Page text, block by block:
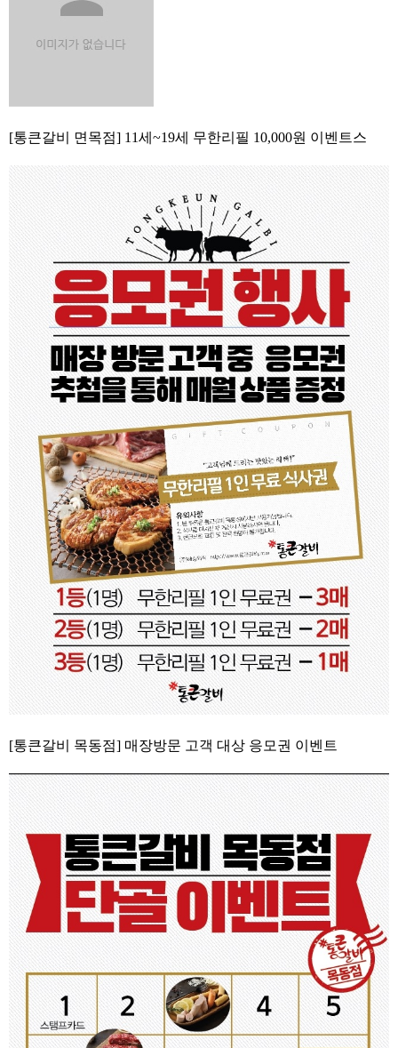
[통큰갈비 면목점] 11세~19세 무한리필 10,000원 이벤트스
[통큰갈비 목동점] 매장방문 고객 대상 응모권 이벤트